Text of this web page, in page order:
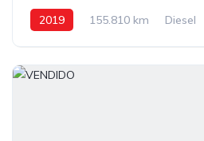
2019 155.810 km Diesel